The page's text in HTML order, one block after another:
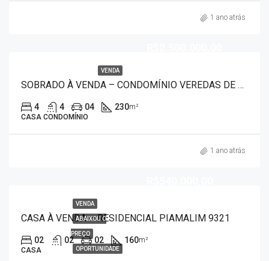
1 ano atrás
VENDA
SOBRADO À VENDA – CONDOMÍNIO VEREDAS DE FRANCA 7468
4 4 04 230m²
CASA CONDOMÍNIO
1 ano atrás
VENDA
ABAIXOU O
PREÇO
OPORTUNIDADE
CASA À VENDA – RESIDENCIAL PIAMALIM 9321
02 02 02 160m²
CASA